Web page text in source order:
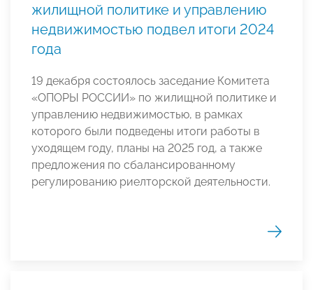
жилищной политике и управлению
недвижимостью подвел итоги 2024
года
19 декабря состоялось заседание Комитета
«ОПОРЫ РОССИИ» по жилищной политике и
управлению недвижимостью, в рамках
которого были подведены итоги работы в
уходящем году, планы на 2025 год, а также
предложения по сбалансированному
регулированию риелторской деятельности.